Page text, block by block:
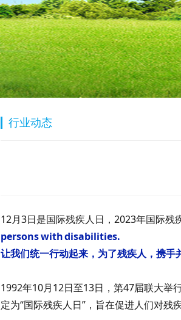
行业动态
12月3日是国际残疾人日，2023年国际残
persons with disabilities.
让我们统一行动起来，为了残疾人，携手
1992年10月12日至13日，第47届联大举
定为“国际残疾人日”， 旨在促进人们对残